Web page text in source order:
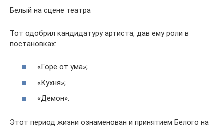
Белый на сцене театра
Тот одобрил кандидатуру артиста, дав ему роли в
постановках:
«Горе от ума»;
«Кухня»;
«Демон».
Этот период жизни ознаменован и принятием Белого на